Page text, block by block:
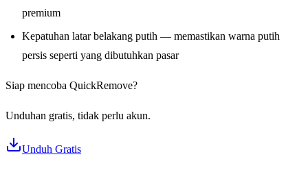
premium
Kepatuhan latar belakang putih — memastikan warna putih
persis seperti yang dibutuhkan pasar
Siap mencoba QuickRemove?
Unduhan gratis, tidak perlu akun.
Unduh Gratis